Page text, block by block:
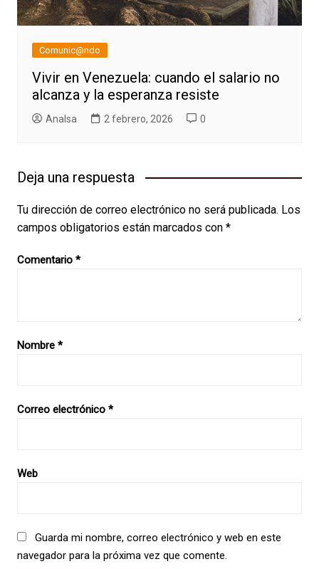
Comunic@ndo
Vivir en Venezuela: cuando el salario no
alcanza y la esperanza resiste
AnaIsa 2 febrero, 2026 0
Deja una respuesta
Tu dirección de correo electrónico no será publicada. Los
campos obligatorios están marcados con *
Comentario *
Nombre *
Correo electrónico *
Web
Guarda mi nombre, correo electrónico y web en este
navegador para la próxima vez que comente.